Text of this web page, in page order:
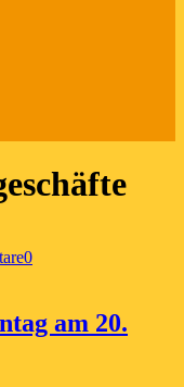
0
am 20.